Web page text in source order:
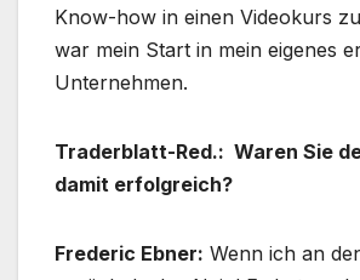
Know-how in einen Videokurs
war mein Start in mein eigenes
Unternehmen.
Traderblatt-Red.: Waren Sie
damit erfolgreich?
Frederic Ebner: Wenn ich an